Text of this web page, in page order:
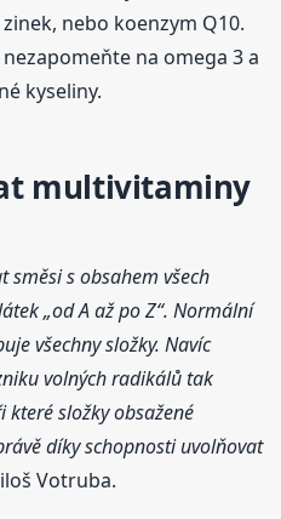
nebo koenzym Q10.
na omega 3 a
kyseliny.
multivitaminy
směsi s obsahem všech
„od A až po Z“. Normální
všechny složky. Navíc
volných radikálů tak
které složky obsažené
díky schopnosti uvolňovat
Votruba.